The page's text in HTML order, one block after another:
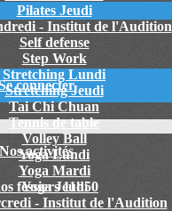
Pilates Jeudi
- Institut de l'Audition
Self defense
Step Work
Stretching Lundi
Stretching Jeudi
Tai Chi Chuan
Tennis de table
Volley Ball
Yoga Lundi
Yoga Mardi
Yoga Jeudi
- Institut de l'Audition
connecter
Nos activités
fessiers 11h50